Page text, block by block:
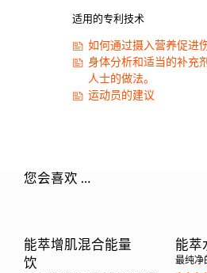
适用的专利技术
如何通过摄入营养促进
身体分析和适当的补充
人士的做法。
运动员的建议
您会喜欢 …
能萃增肌混合能量
饮
能萃
最纯净